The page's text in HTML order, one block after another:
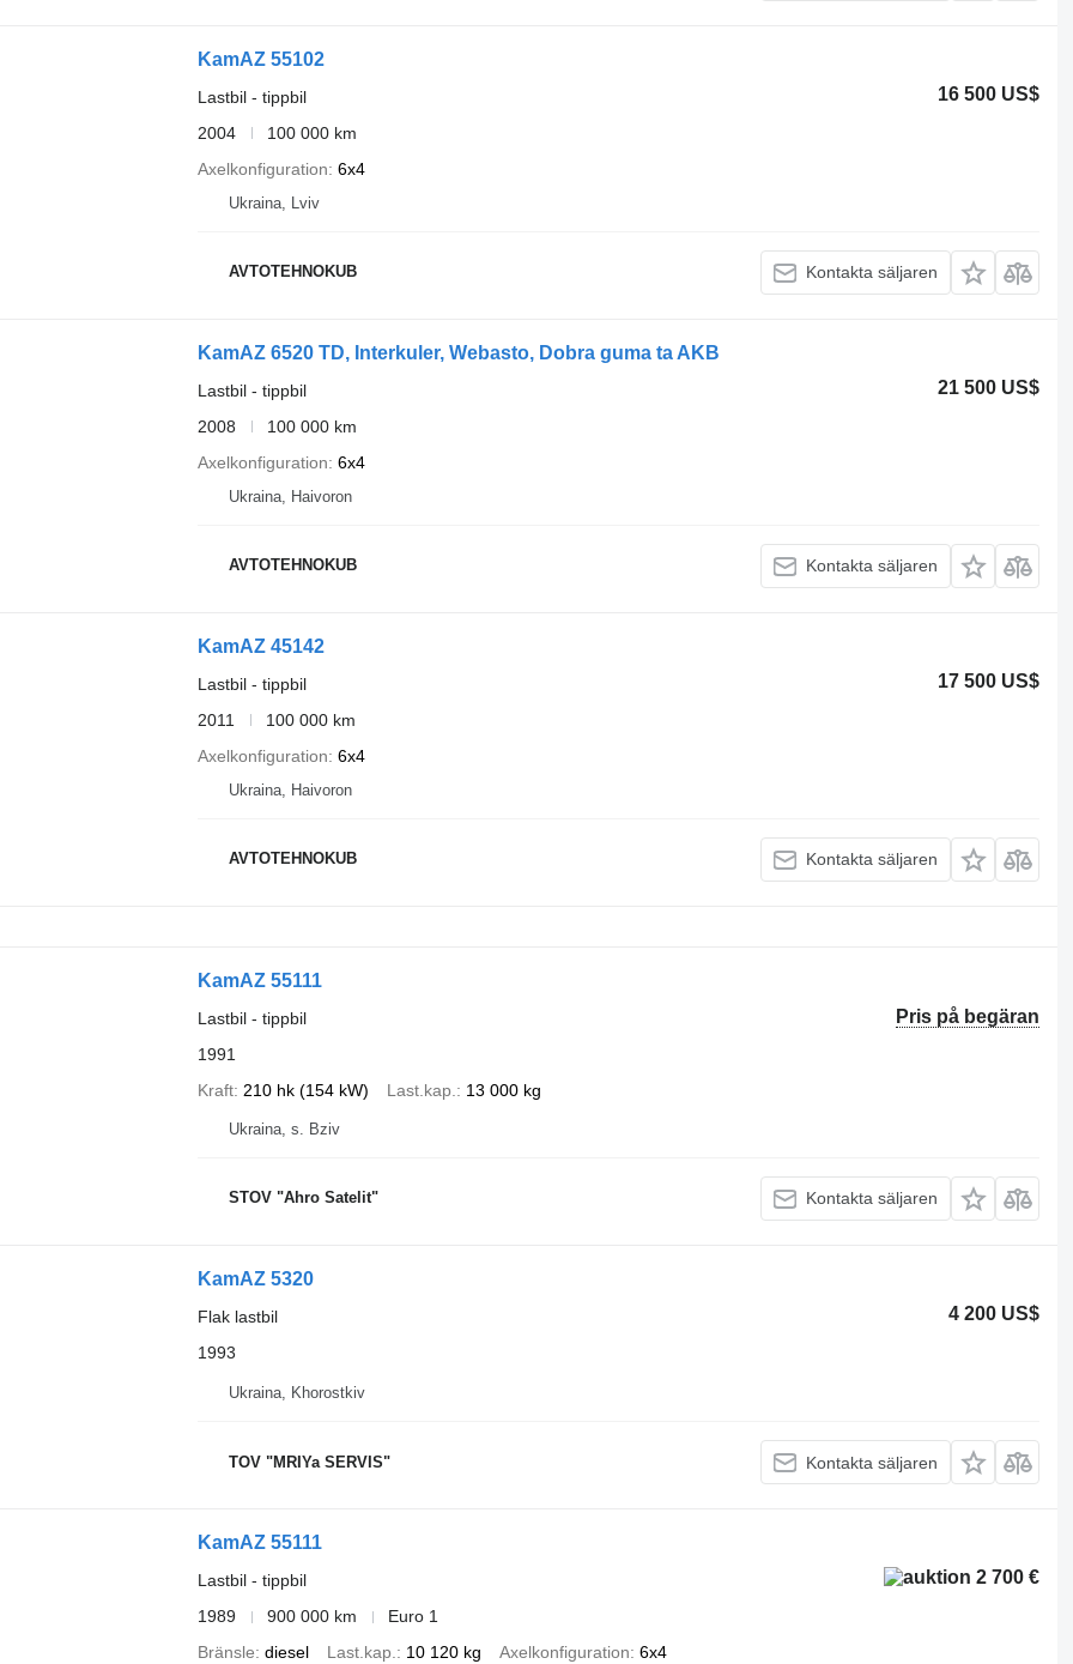
KamAZ 55102
16 500 US$
Lastbil - tippbil
2004
100 000 km
Axelkonfiguration 6x4
Ukraina, Lviv
AVTOTEHNOKUB Kontakta säljaren
KamAZ 6520 TD, Interkuler, Webasto, Dobra guma ta AKB
21 500 US$
Lastbil - tippbil
2008
100 000 km
Axelkonfiguration 6x4
Ukraina, Haivoron
AVTOTEHNOKUB Kontakta säljaren
KamAZ 45142
17 500 US$
Lastbil - tippbil
2011
100 000 km
Axelkonfiguration 6x4
Ukraina, Haivoron
AVTOTEHNOKUB Kontakta säljaren
KamAZ 55111
Pris på begäran
Lastbil - tippbil
1991
Kraft 210 hk (154 kW) Last.kap. 13 000 kg
Ukraina, s. Bziv
STOV "Ahro Satelit" Kontakta säljaren
KamAZ 5320
4 200 US$
Flak lastbil
1993
Ukraina, Khorostkiv
TOV "MRIYa SERVIS" Kontakta säljaren
KamAZ 55111
2 700 €
Lastbil - tippbil
1989
900 000 km
Euro 1
Bränsle diesel Last.kap. 10 120 kg Axelkonfiguration 6x4